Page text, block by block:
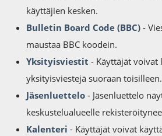
käyttäjien kesken.
Bulletin Board Code (BBC) -
maustaa BBC koodein.
Yksityisviestit - Käyttäjät voivat
yksityisviestejä suoraan toisilleen.
Jäsenluettelo - Jäsenluettelo
keskustelualueelle
Kalenteri - Käyttäjät voivat